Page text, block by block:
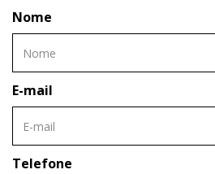
Nome
E-mail
Telefone